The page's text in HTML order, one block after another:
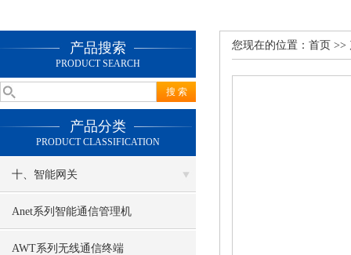
产品搜索
PRODUCT SEARCH
产品分类
PRODUCT CLASSIFICATION
十、智能网关
Anet系列智能通信管理机
AWT系列无线通信终端
您现在的位置： 首页 >>